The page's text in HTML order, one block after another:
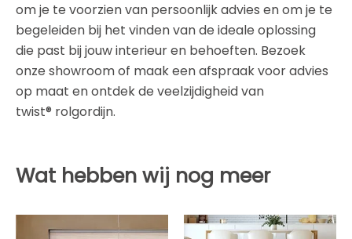
om je te voorzien van persoonlijk advies en om je te
begeleiden bij het vinden van de ideale oplossing
die past bij jouw interieur en behoeften. Bezoek
onze showroom of maak een afspraak voor advies
op maat en ontdek de veelzijdigheid van
twist® rolgordijn.
Wat hebben wij nog meer